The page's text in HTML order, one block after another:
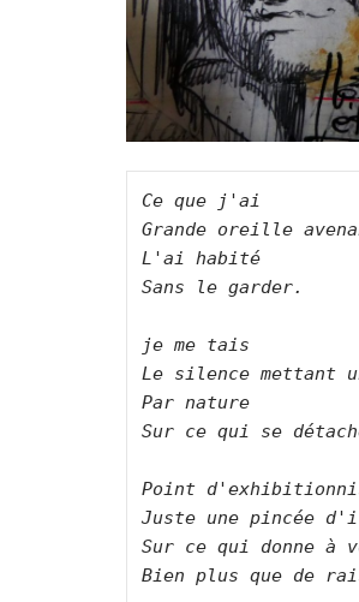
Ce que j'ai
Grande oreille
L'ai habité
Sans le garder.
je me tais
Le silence mettant
Par nature
Sur ce qui se
Point
Juste une pincée
Sur ce qui donne
Bien plus que